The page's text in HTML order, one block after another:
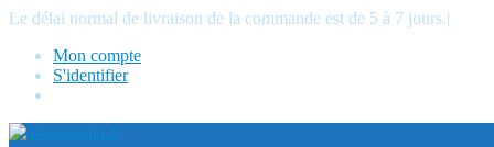
Le délai normal de livraison de la commande est de 5 à 7 jours.|
Mon compte
S'identifier